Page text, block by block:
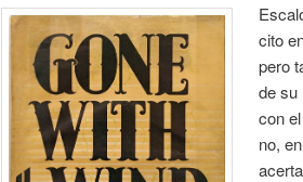
cito
pero
de su
con
no,